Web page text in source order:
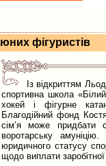
фігуристів
Із відкриттям
спортивна школа
хокей і фігурне
Благодійний фонд
сім’я може придбати
воротарську
юридичного статусу
щодо виплати